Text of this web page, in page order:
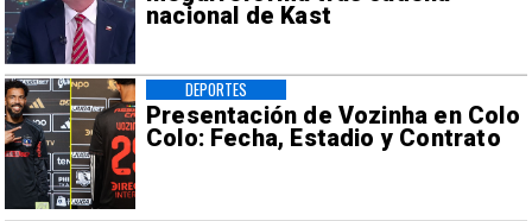
nacional de Kast
Presentación de Vozinha en Colo
Colo: Fecha, Estadio y Contrato
DEPORTES